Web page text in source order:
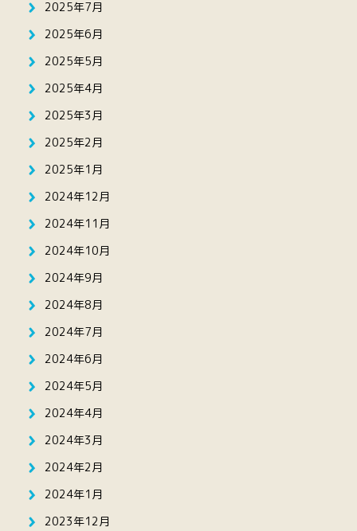
2025年7月
2025年6月
2025年5月
2025年4月
2025年3月
2025年2月
2025年1月
2024年12月
2024年11月
2024年10月
2024年9月
2024年8月
2024年7月
2024年6月
2024年5月
2024年4月
2024年3月
2024年2月
2024年1月
2023年12月